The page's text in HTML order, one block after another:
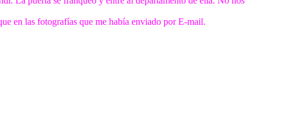
en las fotografías que me había enviado por E-mail.